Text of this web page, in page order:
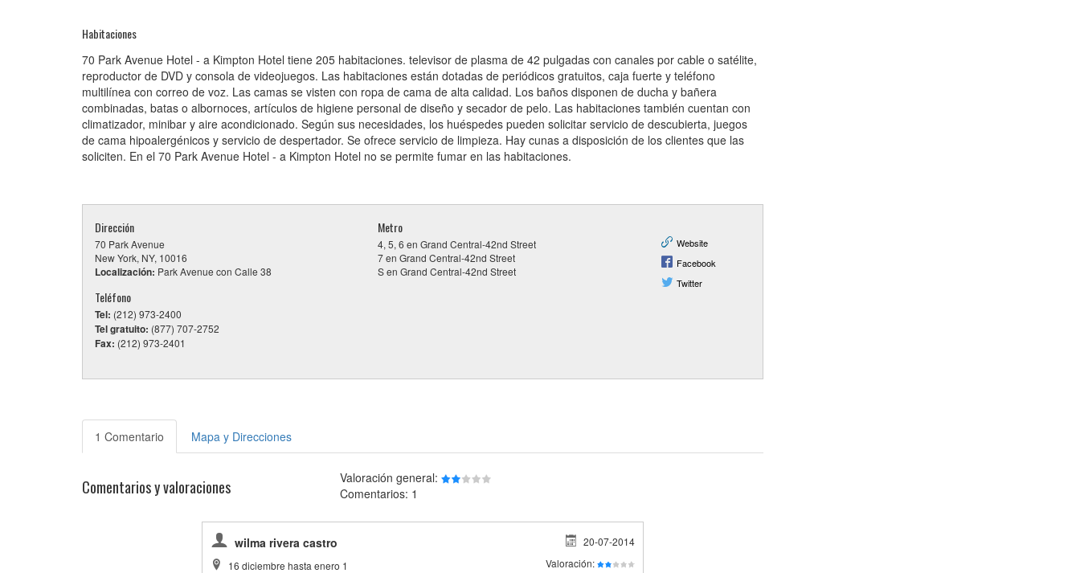
Habitaciones
70 Park Avenue Hotel - a Kimpton Hotel tiene 205 habitaciones. televisor de plasma de 42 pulgadas con canales por cable o satélite,
reproductor de DVD y consola de videojuegos. Las habitaciones están dotadas de periódicos gratuitos, caja fuerte y teléfono
multilínea con correo de voz. Las camas se visten con ropa de cama de alta calidad. Los baños disponen de ducha y bañera
combinadas, batas o albornoces, artículos de higiene personal de diseño y secador de pelo. Las habitaciones también cuentan con
climatizador, minibar y aire acondicionado. Según sus necesidades, los huéspedes pueden solicitar servicio de descubierta, juegos
de cama hipoalergénicos y servicio de despertador. Se ofrece servicio de limpieza. Hay cunas a disposición de los clientes que las
soliciten. En el 70 Park Avenue Hotel - a Kimpton Hotel no se permite fumar en las habitaciones.
Dirección
70 Park Avenue
New York, NY, 10016
Localización: Park Avenue con Calle 38
Teléfono
Tel: (212) 973-2400
Tel gratuito: (877) 707-2752
Fax: (212) 973-2401
Metro
4, 5, 6 en Grand Central-42nd Street
7 en Grand Central-42nd Street
S en Grand Central-42nd Street
Website
Facebook
Twitter
1 Comentario Mapa y Direcciones
Comentarios y valoraciones
Valoración general:
Comentarios: 1
wilma rivera castro
16 diciembre hasta enero 1
20-07-2014
Valoración: